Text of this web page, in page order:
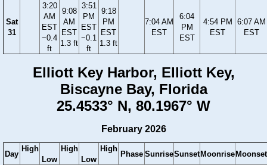
Sat
31
3:20
AM
EST
−0.4
ft
9:08
AM
EST
1.3 ft
3:51
PM
EST
−0.1
ft
9:18
PM
EST
1.3 ft
7:04 AM
EST
6:04
PM
EST
4:54 PM
EST
6:07 AM
EST
Elliott Key Harbor, Elliott Key,
Biscayne Bay, Florida
25.4533° N, 80.1967° W
February 2026
Day
High
Low
High
Low
High
Phase SunriseSunset Moonrise Moonset